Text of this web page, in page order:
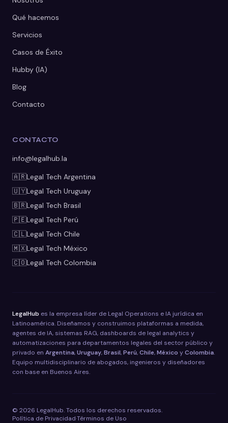
Qué hacemos
Servicios
Casos de Éxito
Hubby (IA)
Blog
Contacto
CONTACTO
info@legalhub.la
🇦🇷Legal Tech Argentina
🇺🇾Legal Tech Uruguay
🇧🇷Legal Tech Brasil
🇵🇪Legal Tech Perú
🇨🇱Legal Tech Chile
🇲🇽Legal Tech México
🇨🇴Legal Tech Colombia
LegalHub es la empresa líder de Legal Operations e IA jurídica en
Latinoamérica. Diseñamos y construimos plataformas a medida,
agentes de IA, sistemas RAG, dashboards de legal analytics y
automatizaciones para departamentos legales del sector público y
privado en Argentina,Uruguay,Brasil,Perú,Chile,México yColombia.
Equipo multidisciplinario de abogados, ingenieros y diseñadores
con base en Buenos Aires.
© 2026 LegalHub. Todos los derechos reservados.
Política de Privacidad·Términos de Uso